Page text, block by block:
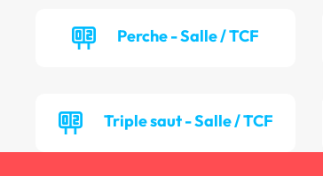
Perche - Salle / TCF
Triple saut - Salle / TCF